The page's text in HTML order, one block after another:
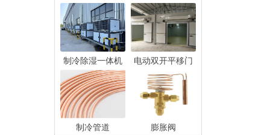
制冷除湿一体机 电动双开平移门
制冷管道 膨胀阀